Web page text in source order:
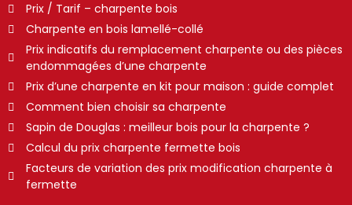
Prix / Tarif – charpente bois
Charpente en bois lamellé-collé
Prix indicatifs du remplacement charpente ou des pièces
endommagées d’une charpente
Prix d’une charpente en kit pour maison : guide complet
Comment bien choisir sa charpente
Sapin de Douglas : meilleur bois pour la charpente ?
Calcul du prix charpente fermette bois
Facteurs de variation des prix modification charpente à
fermette